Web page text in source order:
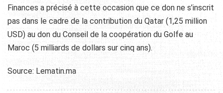
Finances a précisé à cette occasion que ce don ne s’inscrit
pas dans le cadre de la contribution du Qatar (1,25 million
USD) au don du Conseil de la coopération du Golfe au
Maroc (5 milliards de dollars sur cinq ans).
Source: Lematin.ma